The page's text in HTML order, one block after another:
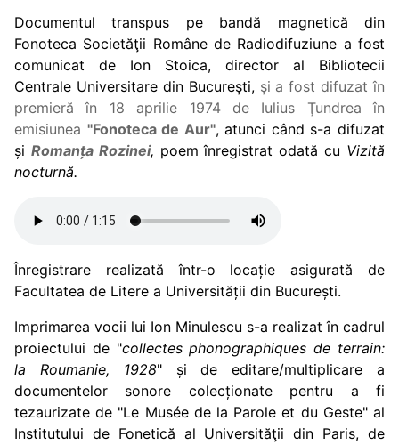
Documentul transpus pe bandă magnetică din
Fonoteca Societăţii Române de Radiodifuziune a fost
comunicat de Ion Stoica, director al Bibliotecii
Centrale Universitare din Bucureşti, şi a fost difuzat în
premieră în 18 aprilie 1974 de Iulius Ţundrea în
emisiunea "Fonoteca de Aur", atunci când s-a difuzat
și Romanța Rozinei, poem înregistrat odată cu Vizită
nocturnă.
Înregistrare realizată într-o locație asigurată de
Facultatea de Litere a Universității din București.
Imprimarea vocii lui Ion Minulescu s-a realizat în cadrul
proiectului de "collectes phonographiques de terrain:
la Roumanie, 1928" și de editare/multiplicare a
documentelor sonore colecționate pentru a fi
tezaurizate de "Le Musée de la Parole et du Geste" al
Institutului de Fonetică al Universităţii din Paris, de